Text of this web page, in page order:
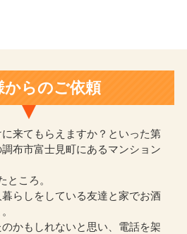
からのご依頼
来てもらえますか？といった第
布市富士見町にあるマンション
ところ。
らしをしている友達と家でお酒
かもしれないと思い、電話を架